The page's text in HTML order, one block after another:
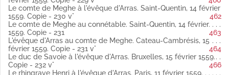
Bruxelles, 20 janvier 1559 latin
Copie (Publié par Weiss).
Fol. 156 vo La duchesse de Lorraine au cardinal de Lorraine et
au connétable. Bruxelles, 20 janvier 1559 latin
Copie (Publié par Weiss).
Fol. 157 Nouvelle prorogation de la trêve. Bruxelles, 20 janvier
1559 latin
Copie.
Fol. 158 Josse de Courtewille à l'évêque d'Arras. Haulx, 21
Le comte de Meghe à l'évêque d'Arras. Saint-Quentin, 14 février
1559. Copie - 230 v°
462
Le comte de Meghe au connétable. Saint-Quentin, 14 février
1559. Copie - 231
463
L'évêque d'Arras au comte de Meghe. Cateau-Cambrésis, 15
février 1559. Copie - 231 v°
464
Le duc de Savoie à l'évêque d'Arras. Bruxelles, 15 février 1559.
Copie - 232 v°
466
Le rhingrave Henri à l'évêque d'Arras. Paris, 11 février 1559.